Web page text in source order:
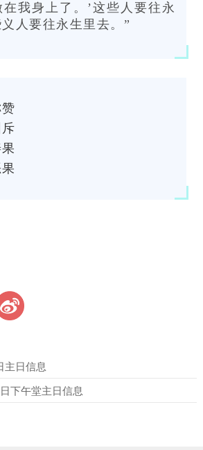
我身上了。’这些人要往永
人要往永生里去。”
主日信息
下午堂主日信息